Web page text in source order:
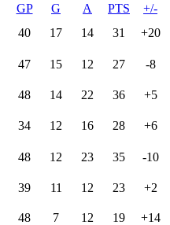
GP G A PTS +/-
40 17 14 31 +20
47 15 12 27 -8
48 14 22 36 +5
34 12 16 28 +6
48 12 23 35 -10
39 11 12 23 +2
48 7 12 19 +14